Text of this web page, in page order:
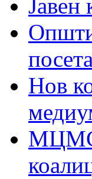
Јавен
Нов
МЦМС